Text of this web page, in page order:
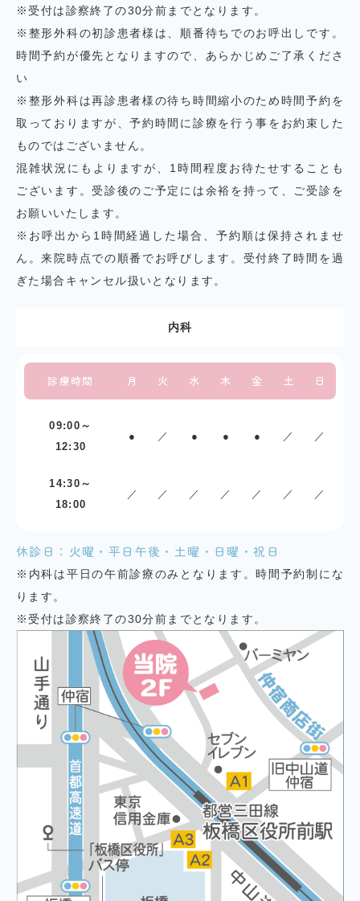
※受付は診察終了の30分前までとなります。
※整形外科の初診患者様は、順番待ちでのお呼出しです。
時間予約が優先となりますので、あらかじめご了承くださ
い
※整形外科は再診患者様の待ち時間縮小のため時間予約を
取っておりますが、予約時間に診療を行う事をお約束した
ものではございません。
混雑状況にもよりますが、1時間程度お待たせすることも
ございます。受診後のご予定には余裕を持って、ご受診を
お願いいたします。
※お呼出から1時間経過した場合、予約順は保持されませ
ん。来院時点での順番でお呼びします。受付終了時間を過
ぎた場合キャンセル扱いとなります。
内科
診療時間 月 火 水 木 金 土 日
09:00～
12:30
● ／ ● ● ● ／ ／
14:30～
18:00
／ ／ ／ ／ ／ ／ ／
休診日：火曜・平日午後・土曜・日曜・祝日
※内科は平日の午前診療のみとなります。時間予約制にな
ります。
※受付は診察終了の30分前までとなります。